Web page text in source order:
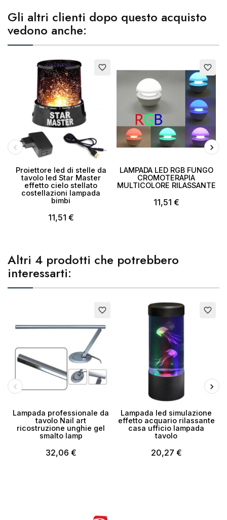
Gli altri clienti dopo questo acquisto
vedono anche:
favorite_border
Proiettore led di stelle da
tavolo led Star Master
effetto cielo stellato
costellazioni lampada
bimbi
11,51 €
favorite_border
LAMPADA LED RGB FUNGO
CROMOTERAPIA
MULTICOLORE RILASSANTE
11,51 €
Altri 4 prodotti che potrebbero
interessarti:
favorite_border
Lampada professionale da
tavolo Nail art
ricostruzione unghie gel
smalto lamp
32,06 €
favorite_border
Lampada led simulazione
effetto acquario rilassante
casa ufficio lampada
tavolo
20,27 €